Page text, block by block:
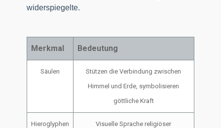
widerspiegelte.
Merkmal Bedeutung
Säulen
Stützen die Verbindung zwischen
Himmel und Erde, symbolisieren
göttliche Kraft
Hieroglyphen
Visuelle Sprache religiöser